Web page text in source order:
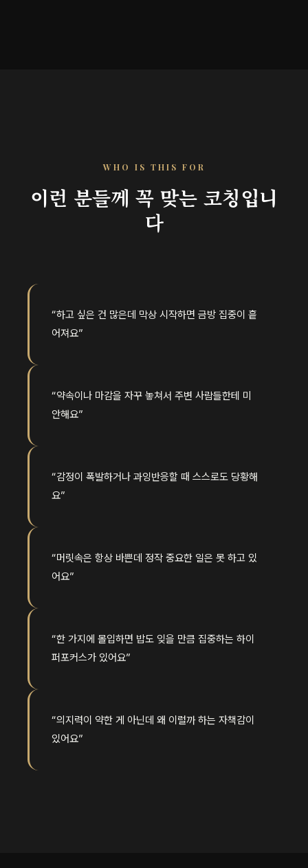
WHO IS THIS FOR
이런 분들께 꼭 맞는 코칭입니
다
“하고 싶은 건 많은데 막상 시작하면 금방 집중이 흩
어져요”
“약속이나 마감을 자꾸 놓쳐서 주변 사람들한테 미
안해요”
“감정이 폭발하거나 과잉반응할 때 스스로도 당황해
요”
“머릿속은 항상 바쁜데 정작 중요한 일은 못 하고 있
어요”
“한 가지에 몰입하면 밥도 잊을 만큼 집중하는 하이
퍼포커스가 있어요”
“의지력이 약한 게 아닌데 왜 이럴까 하는 자책감이
있어요”